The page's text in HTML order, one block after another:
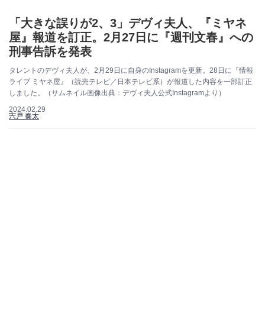
「大きな誤りが2、3」デヴィ夫人、『ミヤネ
屋』報道を訂正。2月27日に『週刊文春』への
刑事告訴を発表
タレントのデヴィ夫人が、2月29日に自身のInstagramを更新。28日に『情報
ライブ ミヤネ屋』（読売テレビ／日本テレビ系）が報道した内容を一部訂正
しました。（サムネイル画像出典：デヴィ夫人公式Instagramより）
2024.02.29
宍戸 奏太